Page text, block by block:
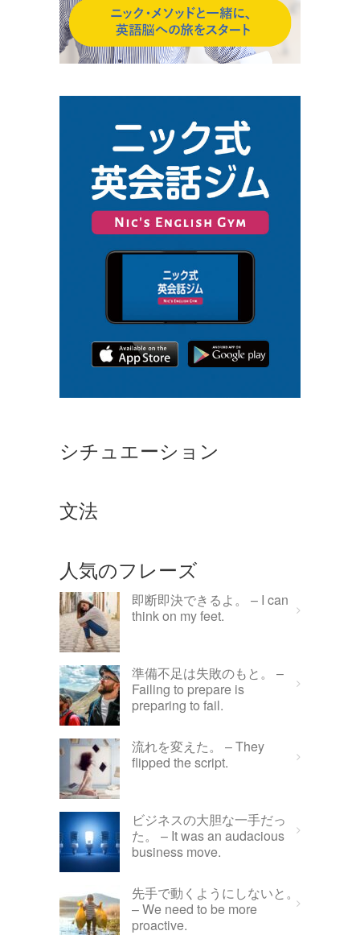
シチュエーション
文法
人気のフレーズ
即断即決できるよ。 – I can
think on my feet.
準備不足は失敗のもと。 –
Failing to prepare is
preparing to fail.
流れを変えた。 – They
flipped the script.
ビジネスの大胆な一手だっ
た。 – It was an audacious
business move.
先手で動くようにしないと。
– We need to be more
proactive.